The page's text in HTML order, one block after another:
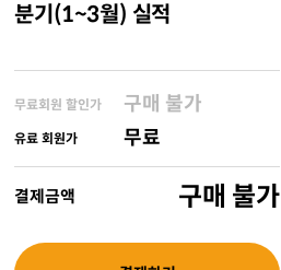
분기(1~3월) 실적
무료회원 할인가 구매 불가
유료 회원가 무료
결제금액 구매 불가